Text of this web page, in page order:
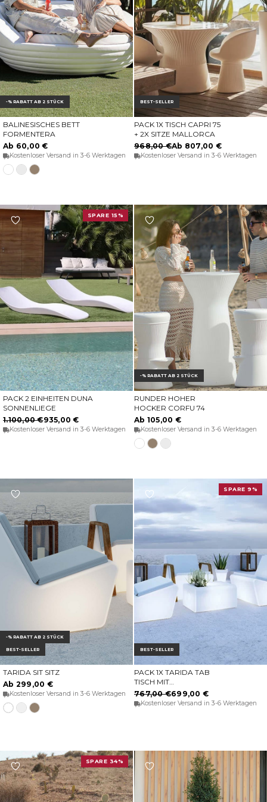
-% RABATT AB 2 STÜCK
OPTIONEN WÄHLEN
BALINESISCHES BETT
FORMENTERA
Ab 60,00 €
Kostenloser Versand in 3-6 Werktagen
Transluzentes
weiß
WeißTaupe
BEST-SELLER
OPTIONEN WÄHLEN
PACK 1X TISCH CAPRI 75
+ 2X SITZE MALLORCA
968,00 €Ab 807,00 €
Kostenloser Versand in 3-6 Werktagen
SPARE 15%
IN DEN WARENKORB
PACK 2 EINHEITEN DUNA
SONNENLIEGE
1.100,00 €935,00 €
Kostenloser Versand in 3-6 Werktagen
-% RABATT AB 2 STÜCK
OPTIONEN WÄHLEN
RUNDER HOHER
HOCKER CORFU 74
Ab 105,00 €
Kostenloser Versand in 3-6 Werktagen
Transluzentes
TaupeWeiss
-% RABATT AB 2 STÜCK
BEST-SELLER
OPTIONEN WÄHLEN
TARIDA SIT SITZ
Ab 299,00 €
Kostenloser Versand in 3-6 Werktagen
Transluzentes
Opak-
Opak-
BEST-SELLER
SPARE 9%
IN DEN WARENKORB
PACK 1X TARIDA TAB
TISCH MIT
LAUTSPRECHER + 2X
TARIDA SIT SITZE (OHNE
767,00 €699,00 €
Kostenloser Versand in 3-6 Werktagen
SPARE 34%